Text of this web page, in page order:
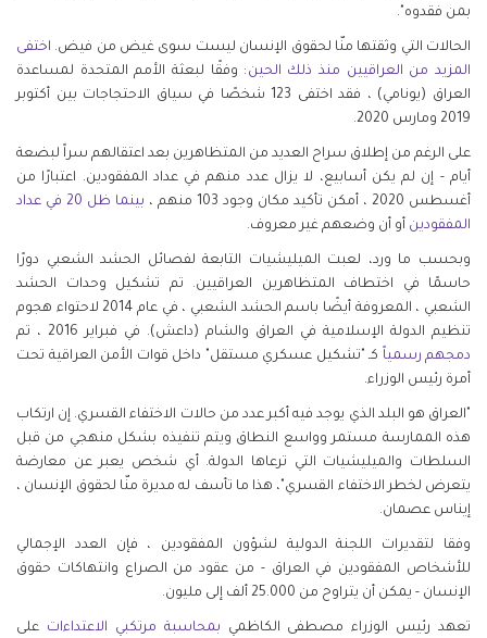
بمن فقدوه".
الحالات التي وثقتها منّا لحقوق الإنسان ليست سوى غيض من فيض. اختفى
المزيد من العراقيين منذ ذلك الحين : وفقًا لبعثة الأمم المتحدة لمساعدة
العراق (يونامي) ، فقد اختفى 123 شخصًا في سياق الاحتجاجات بين أكتوبر
2019 ومارس 2020.
على الرغم من إطلاق سراح العديد من المتظاهرين بعد اعتقالهم سراً لبضعة
أيام - إن لم يكن أسابيع، لا يزال عدد منهم في عداد المفقودين. اعتبارًا من
أغسطس 2020 ، أمكن تأكيد مكان وجود 103 منهم ،
بينما ظل 20 في عداد
المفقودين أو أن وضعهم غير معروف.
وبحسب ما ورد، لعبت الميليشيات التابعة لفصائل الحشد الشعبي دورًا
حاسمًا في اختطاف المتظاهرين العراقيين. تم تشكيل وحدات الحشد
الشعبي ، المعروفة أيضًا باسم الحشد الشعبي ، في عام 2014 لاحتواء هجوم
تنظيم الدولة الإسلامية في العراق والشام (داعش). في فبراير 2016 ، تم
دمجهم رسمياً كـ "تشكيل عسكري مستقل" داخل قوات الأمن العراقية تحت
أمرة رئيس الوزراء.
"العراق هو البلد الذي يوجد فيه أكبر عدد من حالات الاختفاء القسري. إن ارتكاب
هذه الممارسة مستمر وواسع النطاق ويتم تنفيذه بشكل منهجي من قبل
السلطات والميليشيات التي ترعاها الدولة. أي شخص يعبر عن معارضة
يتعرض لخطر الاختفاء القسري"، هذا ما تأسف له مديرة منّا لحقوق الإنسان ،
إيناس عصمان.
وفقا لتقديرات اللجنة الدولية لشؤون المفقودين ، فإن العدد الإجمالي
للأشخاص المفقودين في العراق - من عقود من الصراع وانتهاكات حقوق
الإنسان - يمكن أن يتراوح من 25.000 ألف إلى مليون.
تعهد رئيس الوزراء مصطفى الكاظمي بمحاسبة مرتكبي الاعتداءات على